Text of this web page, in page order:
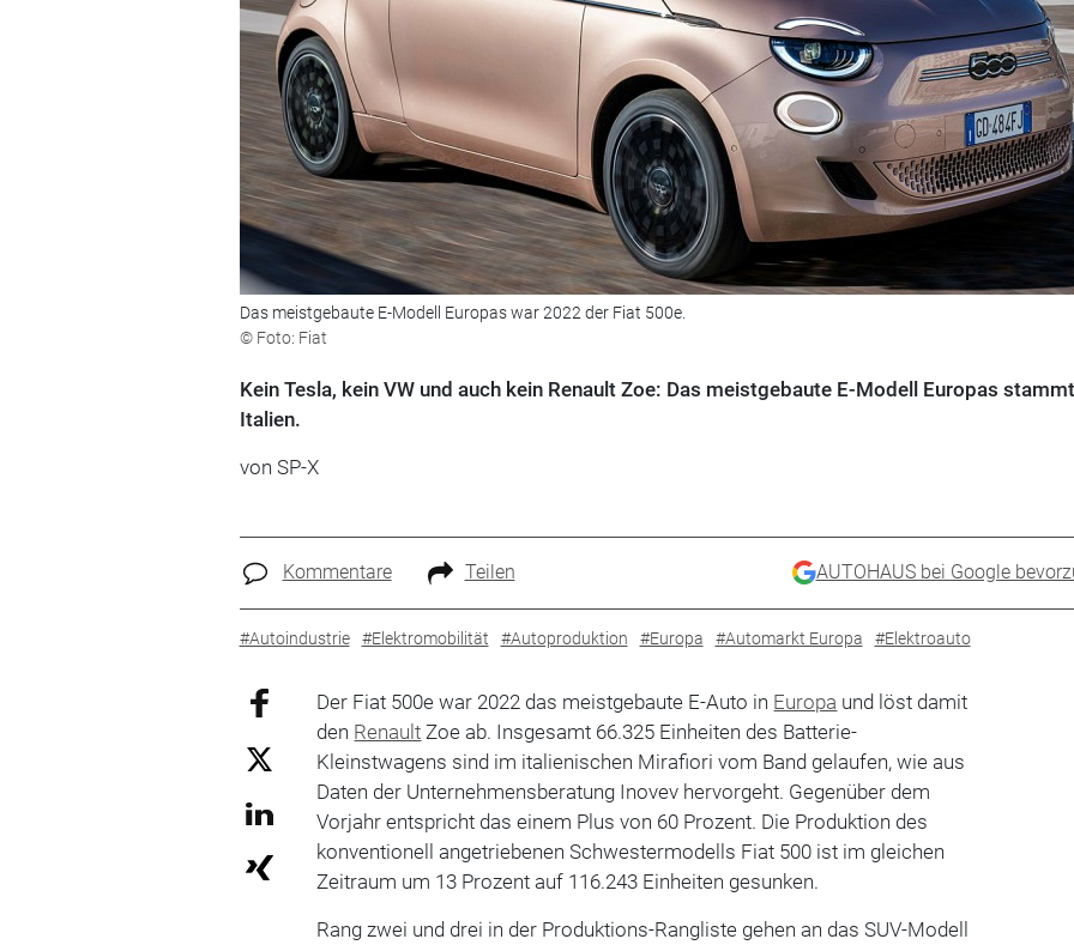
Das meistgebaute E-Modell Europas war 2022 der Fiat 500e.
© Foto: Fiat
Kein Tesla, kein VW und auch kein Renault Zoe: Das meistgebaute E-Modell Europas
Italien.
von SP-X
Kommentare Teilen AUTOHAUS bei Google
#Autoindustrie #Elektromobilität #Autoproduktion #Europa #Automarkt Europa #Elektroauto
Der Fiat 500e war 2022 das meistgebaute E-Auto in Europa und löst damit
den Renault Zoe ab. Insgesamt 66.325 Einheiten des Batterie-
Kleinstwagens sind im italienischen Mirafiori vom Band gelaufen, wie aus
Daten der Unternehmensberatung Inovev hervorgeht. Gegenüber dem
Vorjahr entspricht das einem Plus von 60 Prozent. Die Produktion des
konventionell angetriebenen Schwestermodells Fiat 500 ist im gleichen
Zeitraum um 13 Prozent auf 116.243 Einheiten gesunken.
Rang zwei und drei in der Produktions-Rangliste gehen an das SUV-Modell